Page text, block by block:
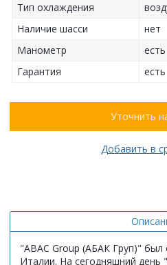
Тип охлаждения
Наличие шасси
нет
Манометр
есть
Гарантия
есть
Уточнить
Добавить в
"ABAC Group (АБАК Груп)" был
Италии. На сегодняшний день